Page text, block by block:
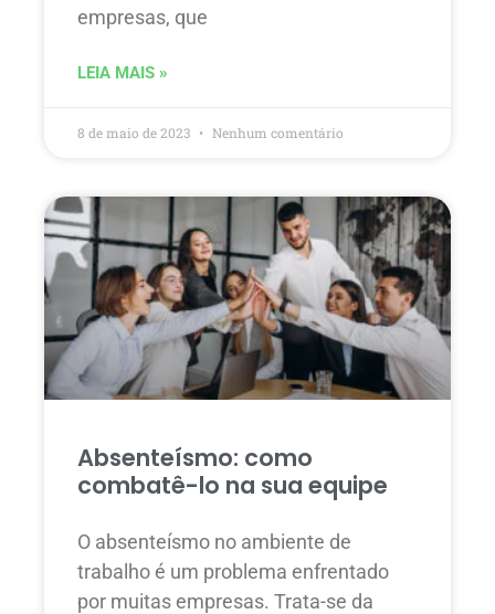
empresas, que
LEIA MAIS »
8 de maio de 2023 Nenhum comentário
Absenteísmo: como
combatê-lo na sua equipe
O absenteísmo no ambiente de
trabalho é um problema enfrentado
por muitas empresas. Trata-se da